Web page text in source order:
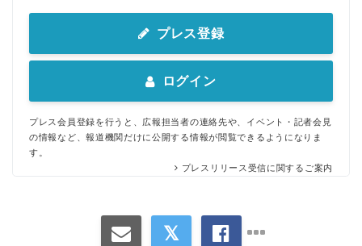
プレス登録
ログイン
プレス会員登録を行うと、広報担当者の連絡先や、イベント・記者会見
の情報など、報道機関だけに公開する情報が閲覧できるようになりま
す。
プレスリリース受信に関するご案内